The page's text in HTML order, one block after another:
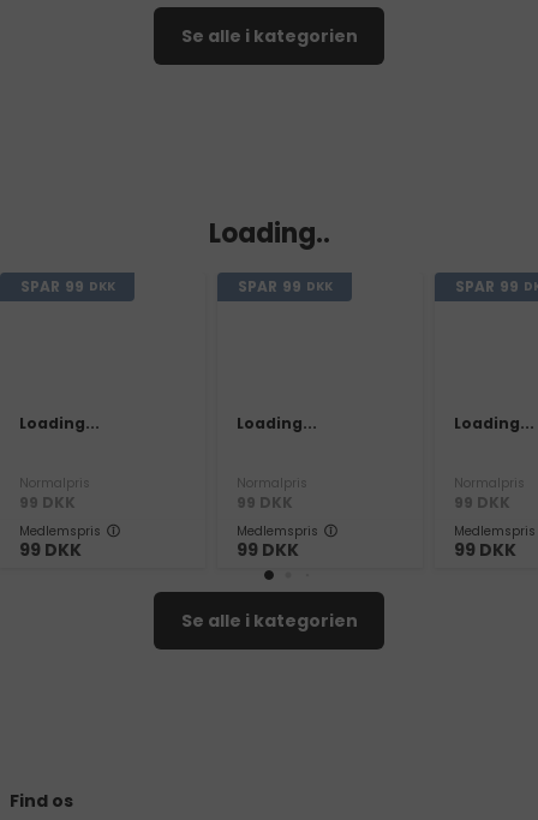
Se alle i kategorien
Loading..
SPAR 99 DKK
Loading...
Normalpris
99 DKK
Medlemspris
99 DKK
SPAR 99 DKK
Loading...
Normalpris
99 DKK
Medlemspris
99 DKK
SPAR 99
Loading...
Normalpris
99 DKK
Medlemspris
99 DKK
Se alle i kategorien
Find os